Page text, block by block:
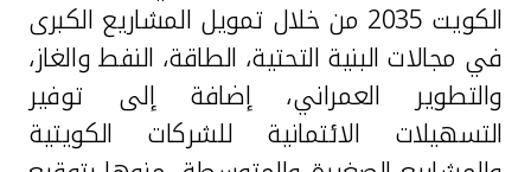
الكويت 2035 من خلال تمويل المشاريع الكبرى
في مجالات البنية التحتية، الطاقة، النفط والغاز،
والتطوير العمراني، إضافة إلى توفير
التسهيلات الائتمانية للشركات الكويتية